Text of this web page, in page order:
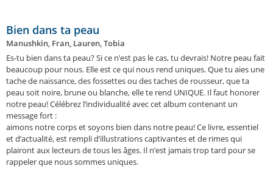
Bien dans ta peau
Manushkin, Fran, Lauren, Tobia
Es-tu bien dans ta peau? Si ce n’est pas le cas, tu devrais! Notre peau fait
beaucoup pour nous. Elle est ce qui nous rend uniques. Que tu aies une
tache de naissance, des fossettes ou des taches de rousseur, que ta
peau soit noire, brune ou blanche, elle te rend UNIQUE. Il faut honorer
notre peau! Célébrez l’individualité avec cet album contenant un
message fort :
aimons notre corps et soyons bien dans notre peau! Ce livre, essentiel
et d’actualité, est rempli d’illustrations captivantes et de rimes qui
plairont aux lecteurs de tous les âges. Il n’est jamais trop tard pour se
rappeler que nous sommes uniques.